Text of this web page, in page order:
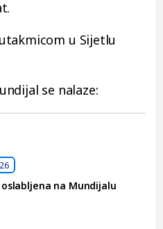
u Sijetlu
se nalaze:
na Mundijalu